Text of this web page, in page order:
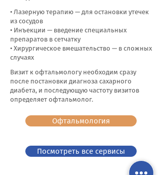
• Лазерную терапию — для остановки утечек
из сосудов
• Инъекции — введение специальных
препаратов в сетчатку
• Хирургическое вмешательство — в сложных
случаях
Визит к офтальмологу необходим сразу
после постановки диагноза сахарного
диабета, и последующую частоту визитов
определяет офтальмолог.
Офтальмология
Посмотреть все сервисы